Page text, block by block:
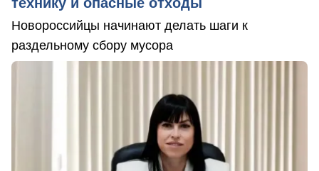
Новороссийцы начинают делать шаги к
раздельному сбору мусора